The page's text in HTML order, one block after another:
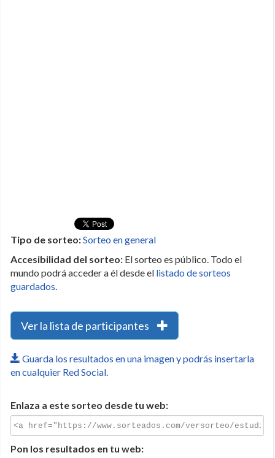
Tipo de sorteo:Sorteo en general
Accesibilidad del sorteo: El sorteo es público. Todo el
mundo podrá acceder a él desde el listado de sorteos
guardados.
Ver la lista de participantes
Guarda los resultados en una imagen y podrás insertarla
en cualquier Red Social.
Enlaza a este sorteo desde tu web:
Pon los resultados en tu web: